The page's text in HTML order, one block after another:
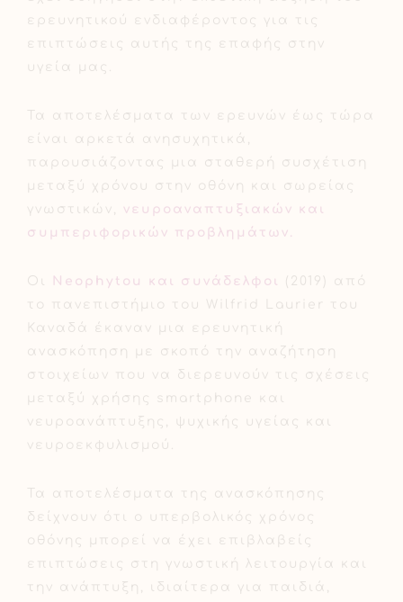
ερευνητικού ενδιαφέροντος για τις
επιπτώσεις αυτής της επαφής στην
υγεία μας.
Τα αποτελέσματα των ερευνών έως τώρα
είναι αρκετά ανησυχητικά,
παρουσιάζοντας μια σταθερή συσχέτιση
μεταξύ χρόνου στην οθόνη και σωρείας
γνωστικών, νευροαναπτυξιακών και
συμπεριφορικών προβλημάτων.
Οι Neophytou και συνάδελφοι
(2019) από
το πανεπιστήμιο του Wilfrid Laurier του
Καναδά έκαναν μια ερευνητική
ανασκόπηση με σκοπό την αναζήτηση
στοιχείων που να διερευνούν τις σχέσεις
μεταξύ χρήσης smartphone και
νευροανάπτυξης, ψυχικής υγείας και
νευροεκφυλισμού.
Τα αποτελέσματα της ανασκόπησης
δείχνουν ότι ο υπερβολικός χρόνος
οθόνης μπορεί να έχει επιβλαβείς
επιπτώσεις στη γνωστική λειτουργία και
την ανάπτυξη, ιδιαίτερα για παιδιά,